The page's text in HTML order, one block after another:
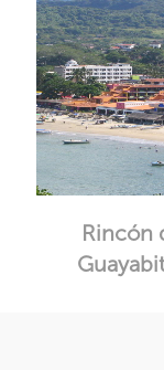
Rincón